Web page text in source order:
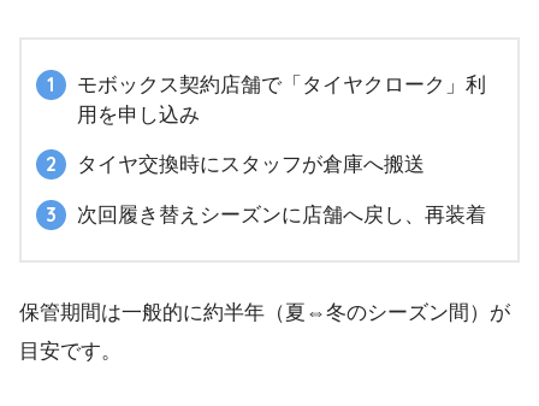
モボックス契約店舗で「タイヤクローク」利
用を申し込み
タイヤ交換時にスタッフが倉庫へ搬送
次回履き替えシーズンに店舗へ戻し、再装着
保管期間は一般的に約半年（夏⇔冬のシーズン間）が
目安です。